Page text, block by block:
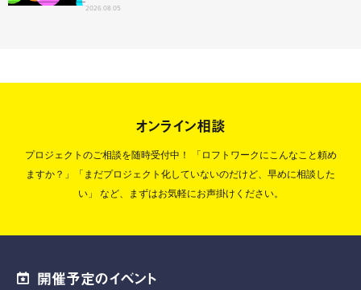
2026.08.05
オンライン相談
プロジェクトのご相談を随時受付中！
「ロフトワークにこんなこと頼め
ますか？」「まだプロジェクト化していないのだけど、早めに相談した
い」
など、まずはお気軽にお声掛けください。
開催予定のイベント